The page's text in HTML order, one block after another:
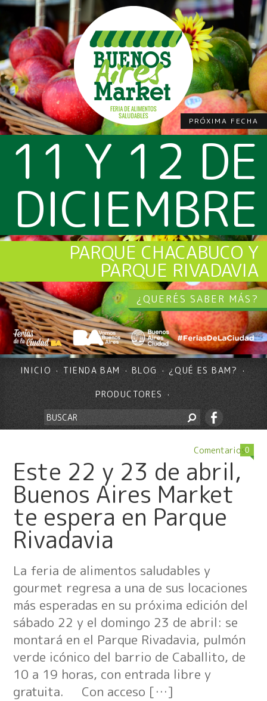
PRÓXIMA FECHA
11 Y 12 DE
DICIEMBRE
PARQUE CHACABUCO Y
PARQUE RIVADAVIA
¿QUERÉS SABER MÁS?
INICIO TIENDA BAM BLOG ¿QUÉ ES BAM?
PRODUCTORES
Comentarios0
Este 22 y 23 de abril,
Buenos Aires Market
te espera en Parque
Rivadavia
La feria de alimentos saludables y
gourmet regresa a una de sus locaciones
más esperadas en su próxima edición del
sábado 22 y el domingo 23 de abril: se
montará en el Parque Rivadavia, pulmón
verde icónico del barrio de Caballito, de
10 a 19 horas, con entrada libre y
gratuita. Con acceso […]